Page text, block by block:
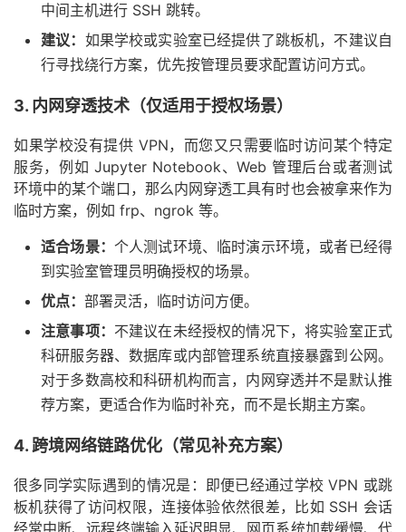
中间主机进行 SSH 跳转。
建议： 如果学校或实验室已经提供了跳板机，不建议自
行寻找绕行方案，优先按管理员要求配置访问方式。
3. 内网穿透技术（仅适用于授权场景）
如果学校没有提供 VPN，而您又只需要临时访问某个特定
服务，例如 Jupyter Notebook、Web 管理后台或者测试
环境中的某个端口，那么内网穿透工具有时也会被拿来作为
临时方案，例如 frp、ngrok 等。
适合场景： 个人测试环境、临时演示环境，或者已经得
到实验室管理员明确授权的场景。
优点： 部署灵活，临时访问方便。
注意事项： 不建议在未经授权的情况下，将实验室正式
科研服务器、数据库或内部管理系统直接暴露到公网。
对于多数高校和科研机构而言，内网穿透并不是默认推
荐方案，更适合作为临时补充，而不是长期主方案。
4. 跨境网络链路优化（常见补充方案）
很多同学实际遇到的情况是：即便已经通过学校 VPN 或跳
板机获得了访问权限，连接体验依然很差，比如 SSH 会话